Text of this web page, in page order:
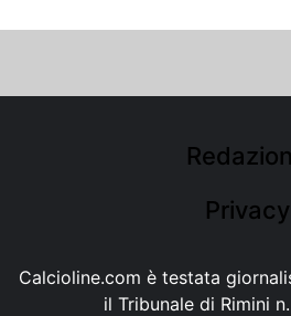
Privacy
Calcioline.com è testata
il Tribunale di Rimini